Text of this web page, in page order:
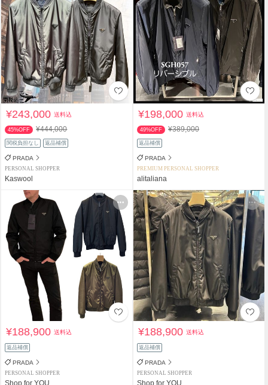
¥243,000送料込
45%OFF ¥444,000
関税負担なし 返品補償
PRADA
PERSONAL SHOPPER
Kaswool
¥198,000送料込
49%OFF ¥389,000
返品補償
PRADA
PREMIUM PERSONAL SHOPPER
alitaliana
¥188,900送料込
返品補償
PRADA
PERSONAL SHOPPER
Shop for YOU
¥188,900送料込
返品補償
PRADA
PERSONAL SHOPPER
Shop for YOU